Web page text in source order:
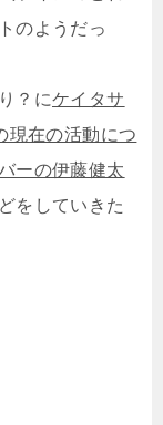
のようだっ
？にケイタサ
現在の活動につ
ーの伊藤健太
をしていきた